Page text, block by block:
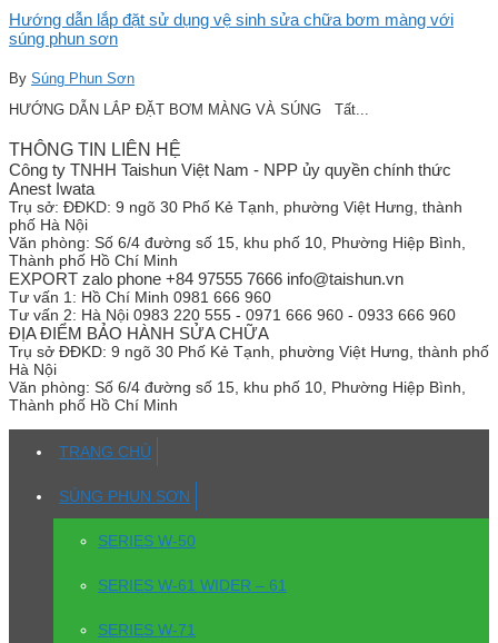
Hướng dẫn lắp đặt sử dụng vệ sinh sửa chữa bơm màng với
súng phun sơn
By Súng Phun Sơn
HƯỚNG DẪN LẮP ĐẶT BƠM MÀNG VÀ SÚNG Tất...
THÔNG TIN LIÊN HỆ
Công ty TNHH Taishun Việt Nam - NPP ủy quyền chính thức
Anest Iwata
Trụ sở: ĐĐKD: 9 ngõ 30 Phố Kẻ Tạnh, phường Việt Hưng, thành
phố Hà Nội
Văn phòng: Số 6/4 đường số 15, khu phố 10, Phường Hiệp Bình,
Thành phố Hồ Chí Minh
EXPORT zalo phone +84 97555 7666 info@taishun.vn
Tư vấn 1: Hồ Chí Minh 0981 666 960
Tư vấn 2: Hà Nội 0983 220 555 - 0971 666 960 - 0933 666 960
ĐỊA ĐIỂM BẢO HÀNH SỬA CHỮA
Trụ sở ĐĐKD: 9 ngõ 30 Phố Kẻ Tạnh, phường Việt Hưng, thành phố
Hà Nội
Văn phòng: Số 6/4 đường số 15, khu phố 10, Phường Hiệp Bình,
Thành phố Hồ Chí Minh
TRANG CHỦ
SÚNG PHUN SƠN
SERIES W-50
SERIES W-61 WIDER – 61
SERIES W-71